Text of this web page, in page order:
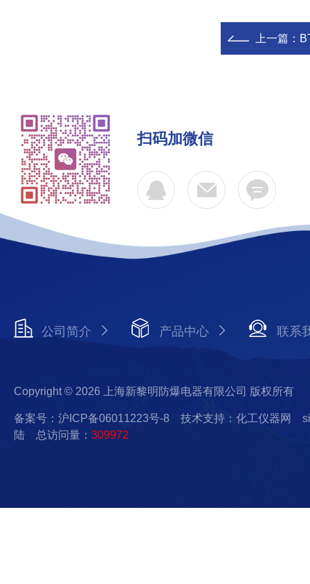
上一篇：
扫码加微信
公司简介 产品中心 联系
Copyright © 2026 上海新黎明防爆电器有限公司 版权所有
备案号：沪ICP备06011223号-8 技术支持：化工仪器网
陆 总访问量： 309972